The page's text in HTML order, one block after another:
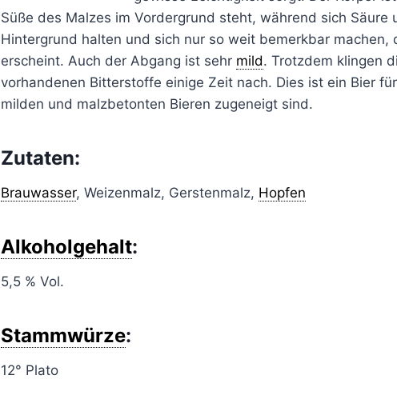
Süße des Malzes im Vordergrund steht, während sich
Hintergrund halten und sich nur so weit bemerkbar machen,
erscheint. Auch der Abgang ist sehr mild. Trotzdem klingen
vorhandenen Bitterstoffe einige Zeit nach. Dies ist ein Bier
milden und malzbetonten Bieren zugeneigt sind.
Zutaten:
Brauwasser, Weizenmalz, Gerstenmalz, Hopfen
Alkoholgehalt:
5,5 % Vol.
Stammwürze:
12° Plato